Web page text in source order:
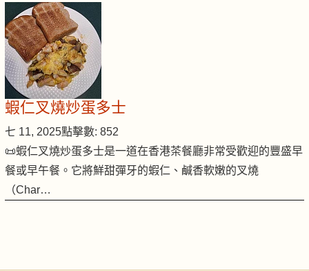
蝦仁叉燒炒蛋多士
七 11, 2025點擊數: 852
📜蝦仁叉燒炒蛋多士是一道在香港茶餐廳非常受歡迎的豐盛早
餐或早午餐。它將鮮甜彈牙的蝦仁、鹹香軟嫩的叉燒
（Char…